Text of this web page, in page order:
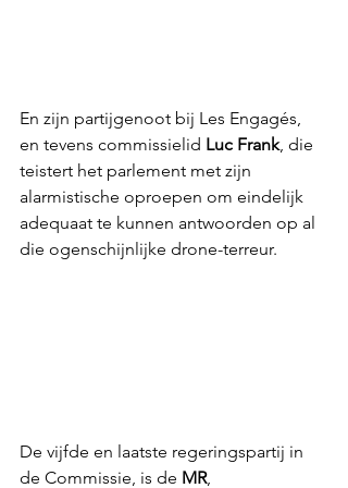
En zijn partijgenoot bij Les Engagés,
en tevens commissielid Luc Frank, die
teistert het parlement met zijn
alarmistische oproepen om eindelijk
adequaat te kunnen antwoorden op al
die ogenschijnlijke drone-terreur.
De vijfde en laatste regeringspartij in
de Commissie, is de MR,